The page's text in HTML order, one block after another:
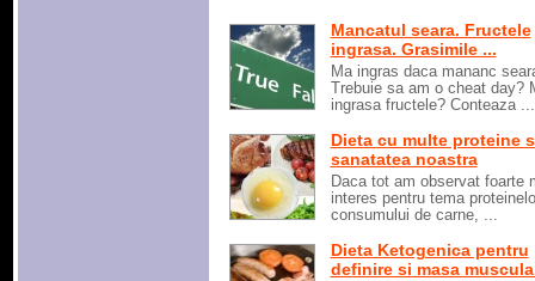
Mancatul seara. Fructele
ingrasa. Grasimile ...
Ma ingras daca mananc
Trebuie sa am o cheat day?
ingrasa fructele? Conteaza ...
Dieta cu multe proteine
sanatatea noastra
Daca tot am observat foarte
interes pentru tema
consumului de carne, ...
Dieta Ketogenica pentru
definire si masa